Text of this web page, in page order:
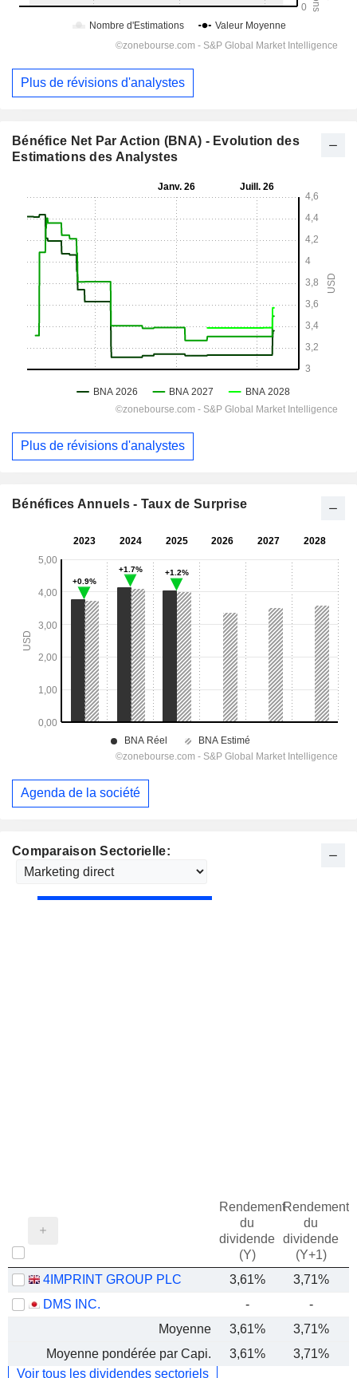
Comparaison Sectorielle:
Rendement
du
dividende
(Y)
Rendement
du
dividende
(Y+1)
4IMPRINT GROUP PLC 3,61% 3,71%
DMS INC.
-
-
Moyenne
3,61% 3,71%
Moyenne pondérée par Capi.
3,61% 3,71%
Voir tous les dividendes sectoriels
Plus de révisions d'analystes
Bénéfice Net Par Action (BNA) - Evolution des
Estimations des Analystes
Plus de révisions d'analystes
Bénéfices Annuels - Taux de Surprise
Agenda de la société